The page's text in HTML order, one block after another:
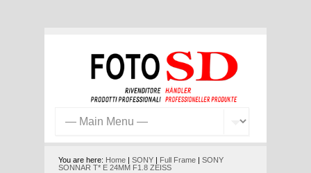
You are here: Home SONY Full Frame
SONY
SONNAR T* E 24MM F1.8 ZEISS